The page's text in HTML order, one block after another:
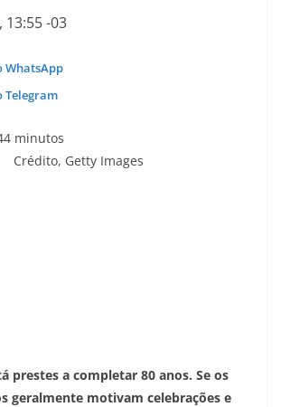
13:55 -03
WhatsApp
minutos
Crédito, Getty Images
prestes a completar 80 anos. Se os
geralmente motivam celebrações e